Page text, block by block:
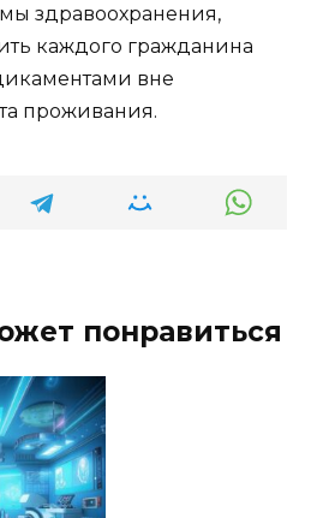
здравоохранения,
каждого гражданина
вне
проживания.
понравиться